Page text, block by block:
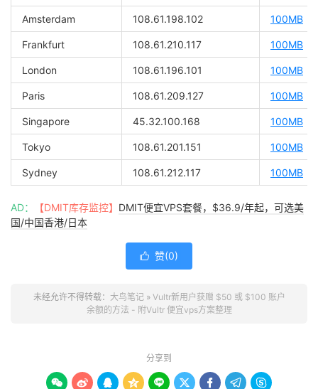
Amsterdam 108.61.198.102 100MB
Frankfurt 108.61.210.117 100MB
London 108.61.196.101 100MB
Paris 108.61.209.127 100MB
Singapore 45.32.100.168 100MB
Tokyo 108.61.201.151 100MB
Sydney 108.61.212.117 100MB
AD： 【DMIT库存监控】 DMIT便宜VPS套餐，$36.9/年起，可选美
国/中国香港/日本
 赞(0)
未经允许不得转载： 大鸟笔记» Vultr新用户获赠 $50 或 $100 账户
余额的方法 - 附Vultr 便宜vps方案整理
分享到
        